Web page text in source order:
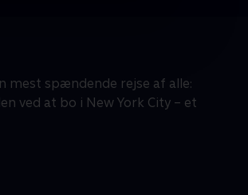
mest spændende rejse af alle:
ved at bo i New York City – et